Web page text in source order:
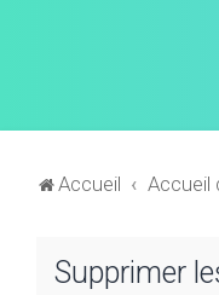
Accueil Accueil
Supprimer